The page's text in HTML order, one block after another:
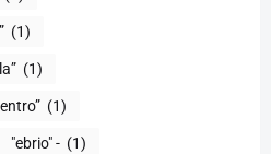
(1)
(1)
(1)
"ebrio" - (1)